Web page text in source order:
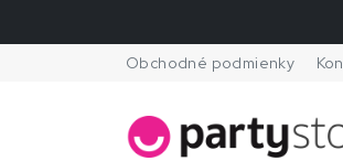
Obchodné podmienky